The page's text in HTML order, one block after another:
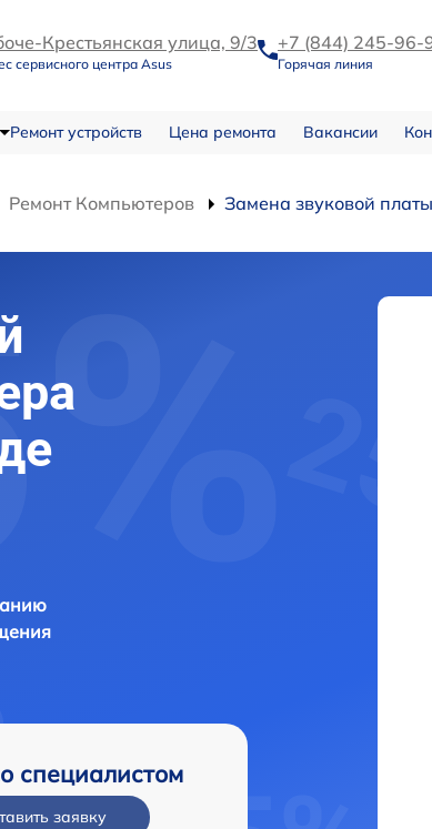
Крестьянская улица, 9/3
сервисного центра Asus
+7 (844) 245-96-
Горячая линия
Ремонт устройств Цена ремонта Вакансии
Ремонт Компьютеров Замена звуковой платы
специалистом
заявку